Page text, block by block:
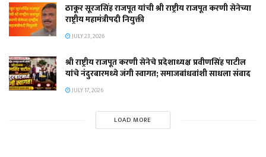
ठाकूर सूरजसिंह राजपूत यांची श्री राष्ट्रीय राजपूत करणी सेनेच्या
राष्ट्रीय महामंत्रीपदी नियुक्ती
JULY 23, 2026
श्री राष्ट्रीय राजपूत करणी सेनेचे प्रदेशाध्यक्ष प्रवीणसिंह पाटील
यांचे नंदुरबारमध्ये जंगी स्वागत; समाजबांधवांशी साधला संवाद
JULY 17, 2026
LOAD MORE